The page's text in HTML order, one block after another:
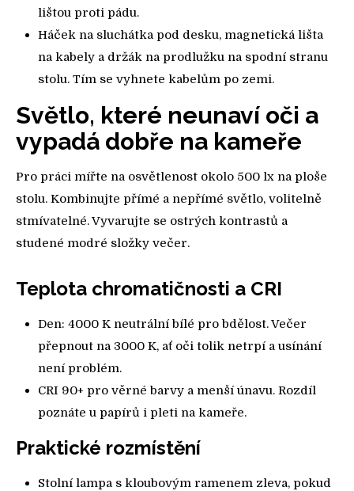
lištou proti pádu.
Háček na sluchátka pod desku, magnetická lišta
na kabely a držák na prodlužku na spodní stranu
stolu. Tím se vyhnete kabelům po zemi.
Světlo, které neunaví oči a
vypadá dobře na kameře
Pro práci mířte na osvětlenost okolo 500 lx na ploše
stolu. Kombinujte přímé a nepřímé světlo, volitelně
stmívatelné. Vyvarujte se ostrých kontrastů a
studené modré složky večer.
Teplota chromatičnosti a CRI
Den: 4000 K neutrální bílé pro bdělost. Večer
přepnout na 3000 K, ať oči tolik netrpí a usínání
není problém.
CRI 90+ pro věrné barvy a menší únavu. Rozdíl
poznáte u papírů i pleti na kameře.
Praktické rozmístění
Stolní lampa s kloubovým ramenem zleva, pokud